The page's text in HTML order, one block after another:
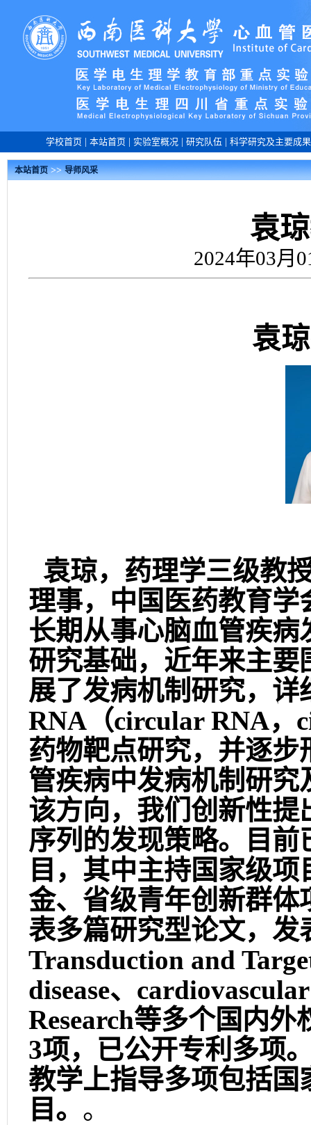
学校首页| 本站首页| 实验室概况| 研究队伍 科学研究及主要成果
本站首页>>导师风采
袁
2024年03月
袁
袁琼，药理学三级教
理事，中国医药教育
长期从事心脑血管疾
研究基础，近年来主
展了发病机制研究，
RNA（circular RNA，
药物靶点研究，并逐
管疾病中发病机制研
该方向，我们创新性
序列的发现策略。目
目，其中主持国家级
金、省级青年创新群体
表多篇研究型论文，发
Transduction and
disease、
Research等多个国内
3项，已公开专利多项
教学上指导多项包括
目。 。